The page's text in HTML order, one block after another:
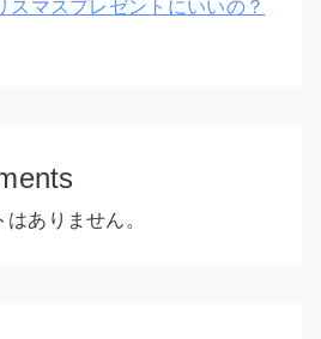
スマスプレゼントにいいの？
ありません。